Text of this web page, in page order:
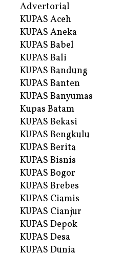
Advertorial
KUPAS Aceh
KUPAS Aneka
KUPAS Babel
KUPAS Bali
KUPAS Bandung
KUPAS Banten
KUPAS Banyumas
Kupas Batam
KUPAS Bekasi
KUPAS Bengkulu
KUPAS Berita
KUPAS Bisnis
KUPAS Bogor
KUPAS Brebes
KUPAS Ciamis
KUPAS Cianjur
KUPAS Depok
KUPAS Desa
KUPAS Dunia